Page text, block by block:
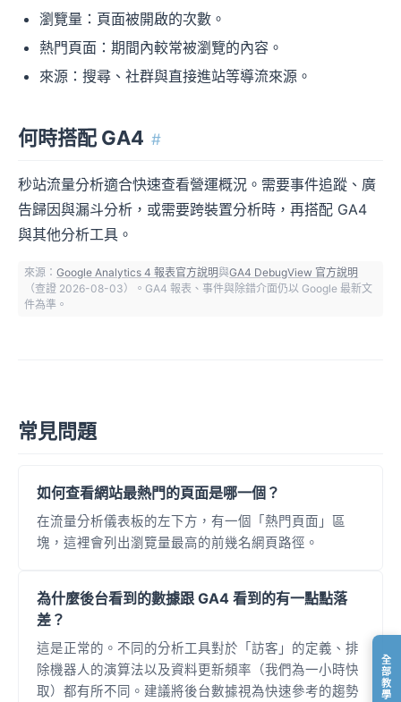
全
部
教
學
瀏覽量：頁面被開啟的次數。
熱門頁面：期間內較常被瀏覽的內容。
來源：搜尋、社群與直接進站等導流來源。
何時搭配 GA4 #
秒站流量分析適合快速查看營運概況。需要事件追蹤、廣
告歸因與漏斗分析，或需要跨裝置分析時，再搭配 GA4
與其他分析工具。
來源：Google Analytics 4 報表官方說明與GA4 DebugView 官方說明
（查證 2026-08-03）。GA4 報表、事件與除錯介面仍以 Google 最新文
件為準。
常見問題
如何查看網站最熱門的頁面是哪一個？
在流量分析儀表板的左下方，有一個「熱門頁面」區
塊，這裡會列出瀏覽量最高的前幾名網頁路徑。
為什麼後台看到的數據跟 GA4 看到的有一點點落
差？
這是正常的。不同的分析工具對於「訪客」的定義、排
除機器人的演算法以及資料更新頻率（我們為一小時快
取）都有所不同。建議將後台數據視為快速參考的趨勢